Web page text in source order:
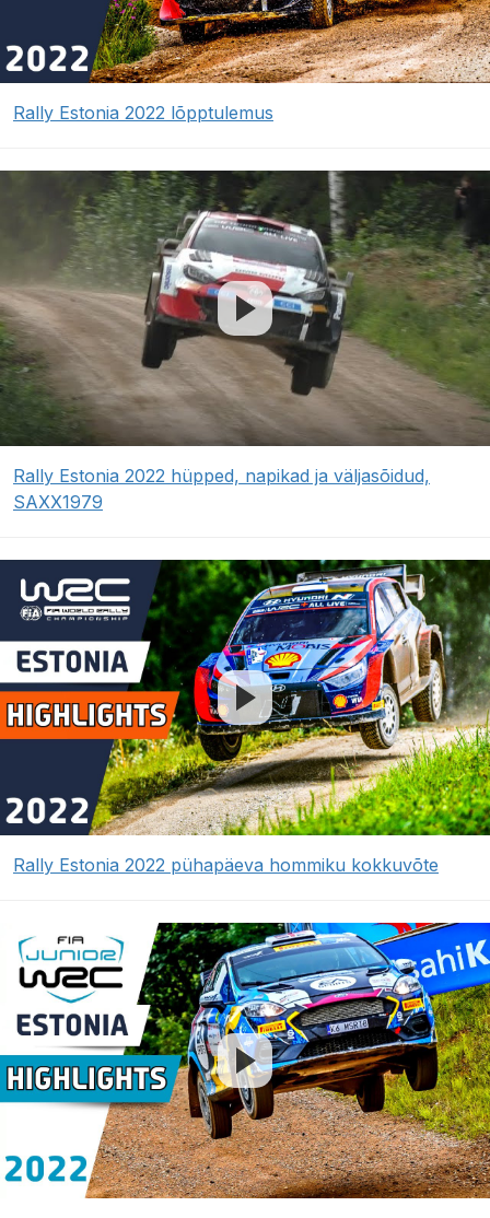
Rally Estonia 2022 lõpptulemus
Rally Estonia 2022 hüpped, napikad ja väljasõidud,
SAXX1979
Rally Estonia 2022 pühapäeva hommiku kokkuvõte